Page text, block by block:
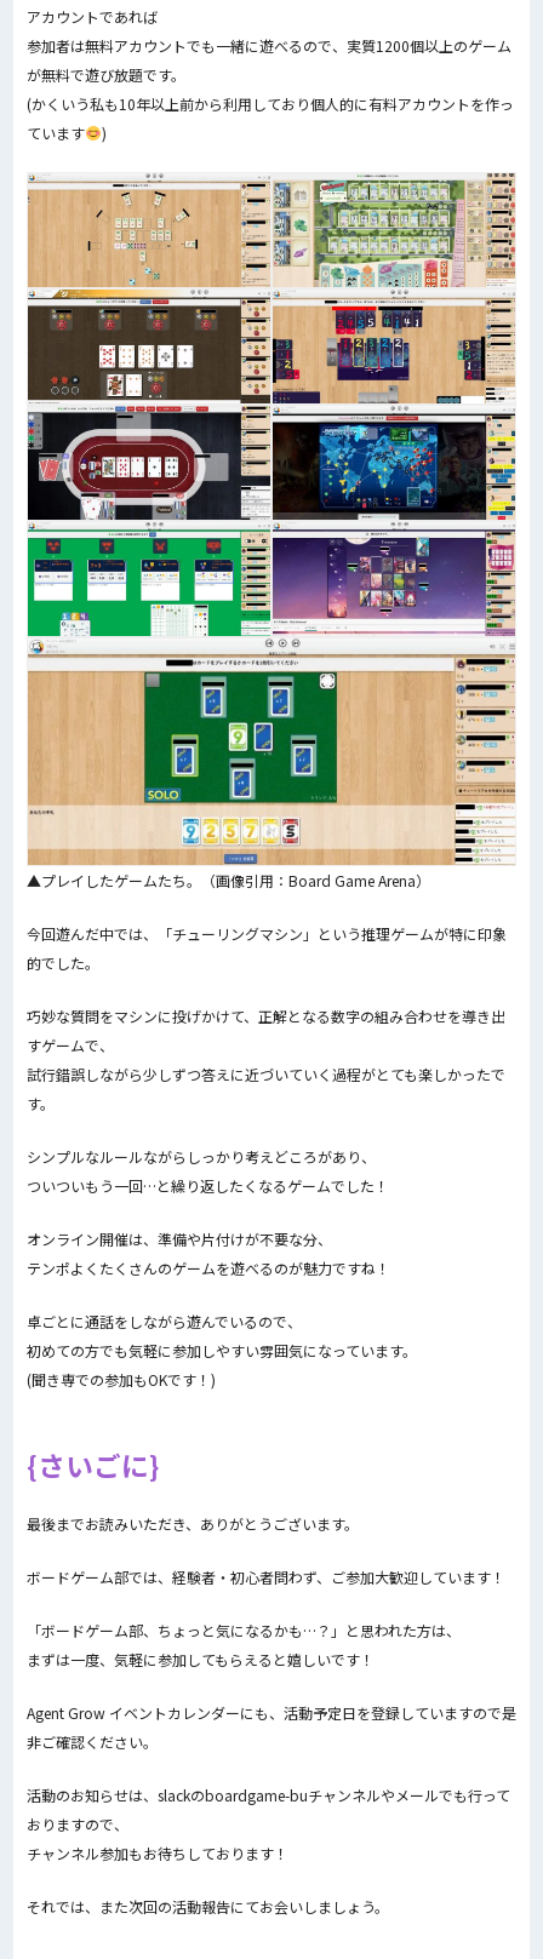
アカウントであれば
参加者は無料アカウントでも一緒に遊べるので、実質1200個以上のゲーム
が無料で遊び放題です。
(かくいう私も10年以上前から利用しており個人的に有料アカウントを作っ
ています
)
▲プレイしたゲームたち。（画像引用：Board Game Arena）
今回遊んだ中では、「チューリングマシン」という推理ゲームが特に印象
的でした。
巧妙な質問をマシンに投げかけて、正解となる数字の組み合わせを導き出
すゲームで、
試行錯誤しながら少しずつ答えに近づいていく過程がとても楽しかったで
す。
シンプルなルールながらしっかり考えどころがあり、
ついついもう一回…と繰り返したくなるゲームでした！
オンライン開催は、準備や片付けが不要な分、
テンポよくたくさんのゲームを遊べるのが魅力ですね！
卓ごとに通話をしながら遊んでいるので、
初めての方でも気軽に参加しやすい雰囲気になっています。
(聞き専での参加もOKです！)
さいごに
最後までお読みいただき、ありがとうございます。
ボードゲーム部では、経験者・初心者問わず、ご参加大歓迎しています！
「ボードゲーム部、ちょっと気になるかも…？」と思われた方は、
まずは一度、気軽に参加してもらえると嬉しいです！
Agent Grow イベントカレンダーにも、活動予定日を登録していますので是
非ご確認ください。
活動のお知らせは、slackのboardgame-buチャンネルやメールでも行って
おりますので、
チャンネル参加もお待ちしております！
それでは、また次回の活動報告にてお会いしましょう。